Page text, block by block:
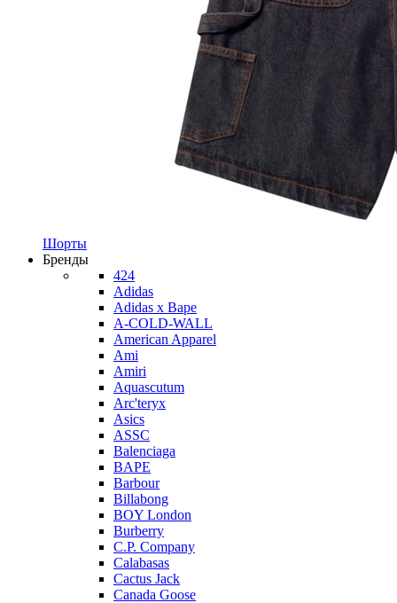
Шорты
Бренды
424
Adidas
Adidas x Bape
A-COLD-WALL
American Apparel
Ami
Amiri
Aquascutum
Arc'teryx
Asics
ASSC
Balenciaga
BAPE
Barbour
Billabong
BOY London
Burberry
C.P. Company
Calabasas
Cactus Jack
Canada Goose